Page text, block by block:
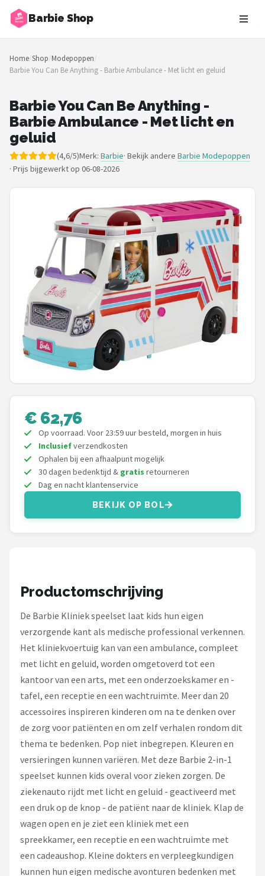
Barbie Shop
Zoeken
NAVIGATIE
Merken
Blog
Barbies
Meubeltjes
POPULAIRE MERKEN
Barbie
Paola Reina
Mattel
Rainbow High
Disney
Corolle
Monster High
Alle merken →
Home/Shop/Modepoppen/
Barbie You Can Be Anything - Barbie Ambulance - Met licht en geluid
Barbie You Can Be Anything -
Barbie Ambulance - Met licht en
geluid
(4,6/5)Merk: Barbie· Bekijk andere Barbie Modepoppen
· Prijs bijgewerkt op 06-08-2026
€ 62,76
Op voorraad. Voor 23:59 uur besteld, morgen in huis
Inclusiefverzendkosten
Ophalen bij een afhaalpunt mogelijk
30 dagen bedenktijd & gratis retourneren
Dag en nacht klantenservice
BEKIJK OP BOL
Productomschrijving
De Barbie Kliniek speelset laat kids hun eigen
verzorgende kant als medische professional verkennen.
Het kliniekvoertuig kan van een ambulance, compleet
met licht en geluid, worden omgetoverd tot een
kantoor van een arts, met een onderzoekskamer en -
tafel, een receptie en een wachtruimte. Meer dan 20
accessoires inspireren kinderen om na te denken over
de zorg voor patiënten en om zelf verhalen rondom dit
thema te bedenken. Pop niet inbegrepen. Kleuren en
versieringen kunnen variëren. Met deze Barbie 2-in-1
speelset kunnen kids overal voor zieken zorgen. De
ziekenauto rijdt met licht en geluid - geactiveerd met
een druk op de knop - de patiënt naar de kliniek. Klap de
wagen open en je ziet een kliniek met een
spreekkamer, een receptie en een wachtruimte met
een cadeaushop. Kleine dokters en verpleegkundigen
kunnen hun eigen medische avonturen bedenken met